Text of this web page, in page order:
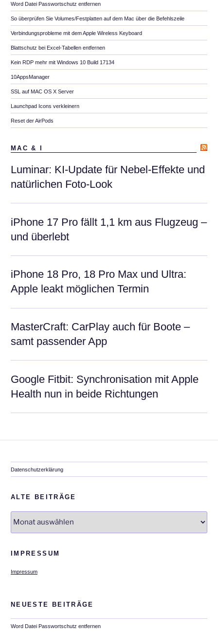
Word Datei Passwortschutz entfernen
So überprüfen Sie Volumes/Festplatten auf dem Mac über die Befehlszeile
Verbindungsprobleme mit dem Apple Wireless Keyboard
Blattschutz bei Excel-Tabellen entfernen
Kein RDP mehr mit Windows 10 Build 17134
10AppsManager
SSL auf MAC OS X Server
Launchpad Icons verkleinern
Reset der AirPods
MAC & I
Luminar: KI-Update für Nebel-Effekte und
natürlichen Foto-Look
iPhone 17 Pro fällt 1,1 km aus Flugzeug –
und überlebt
iPhone 18 Pro, 18 Pro Max und Ultra:
Apple leakt möglichen Termin
MasterCraft: CarPlay auch für Boote –
samt passender App
Google Fitbit: Synchronisation mit Apple
Health nun in beide Richtungen
Datenschutzerklärung
ALTE BEITRÄGE
Beiträge
IMPRESSUM
Impressum
NEUESTE BEITRÄGE
Word Datei Passwortschutz entfernen